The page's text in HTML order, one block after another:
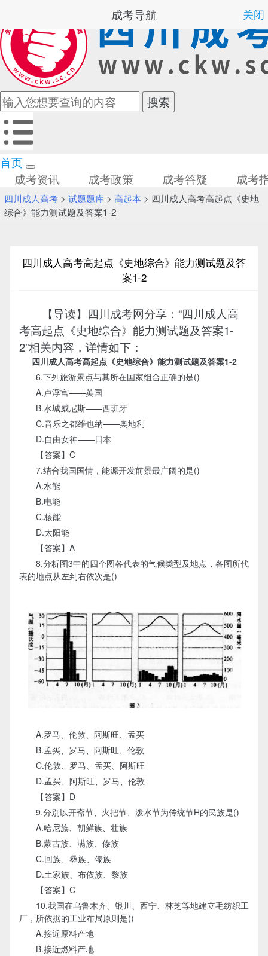
首页
成考资讯
成考政策 成考答疑 成考
四川成人高考> 试题题库> 高起本 > 四川成人高考高起点《史地
综合》能力测试题及答案1-2
四川成人高考高起点《史地综合》能力测试题及答
案1-2
【导读】四川成考网分享：“四川成人高
考高起点《史地综合》能力测试题及答案1-
2”相关内容，详情如下：
四川成人高考高起点《史地综合》能力测试题及答案1-2
6.下列旅游景点与其所在国家组合正确的是()
A.卢浮宫——英国
B.水城威尼斯——西班牙
C.音乐之都维也纳——奥地利
D.自由女神——日本
【答案】C
7.结合我国国情，能源开发前景最广阔的是()
A.水能
B.电能
C.核能
D.太阳能
【答案】A
8.分析图3中的四个图各代表的气候类型及地点，各图所代
表的地点从左到右依次是()
A.罗马、伦敦、阿斯旺、孟买
B.孟买、罗马、阿斯旺、伦敦
C.伦敦、罗马、孟买、阿斯旺
D.孟买、阿斯旺、罗马、伦敦
【答案】D
9.分别以开斋节、火把节、泼水节为传统节H的民族是()
A.哈尼族、朝鲜族、壮族
B.蒙古族、满族、傣族
C.回族、彝族、傣族
D.土家族、布依族、黎族
【答案】C
10.我国在乌鲁木齐、银川、西宁、林芝等地建立毛纺织工
厂，所依据的工业布局原则是()
A.接近原料产地
B.接近燃料产地
成考导航 关闭